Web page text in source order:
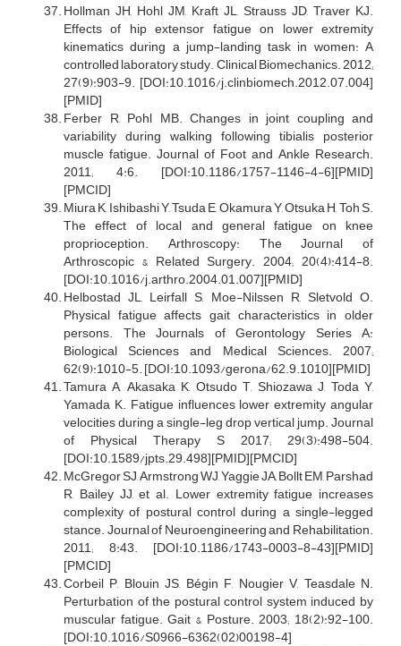
Hollman JH, Hohl JM, Kraft JL, Strauss JD, Traver KJ.
Effects of hip extensor fatigue on lower extremity
kinematics during a jump-landing task in women: A
controlled laboratory study. Clinical Biomechanics. 2012;
27(9):903-9. [DOI:10.1016/j.clinbiomech.2012.07.004]
[PMID]
Ferber R, Pohl MB. Changes in joint coupling and
variability during walking following tibialis posterior
muscle fatigue. Journal of Foot and Ankle Research.
2011; 4:6. [DOI:10.1186/1757-1146-4-6][PMID]
[PMCID]
Miura K, Ishibashi Y, Tsuda E, Okamura Y, Otsuka H, Toh S.
The effect of local and general fatigue on knee
proprioception. Arthroscopy: The Journal of
Arthroscopic & Related Surgery. 2004; 20(4):414-8.
[DOI:10.1016/j.arthro.2004.01.007][PMID]
Helbostad JL, Leirfall S, Moe-Nilssen R, Sletvold O.
Physical fatigue affects gait characteristics in older
persons. The Journals of Gerontology Series A:
Biological Sciences and Medical Sciences. 2007;
62(9):1010-5. [DOI:10.1093/gerona/62.9.1010][PMID]
Tamura A, Akasaka K, Otsudo T, Shiozawa J, Toda Y,
Yamada K. Fatigue influences lower extremity angular
velocities during a single-leg drop vertical jump. Journal
of Physical Therapy S 2017; 29(3):498-504.
[DOI:10.1589/jpts.29.498][PMID][PMCID]
McGregor SJ, Armstrong WJ, Yaggie JA, Bollt EM, Parshad
R, Bailey JJ, et al. Lower extremity fatigue increases
complexity of postural control during a single-legged
stance. Journal of Neuroengineering and Rehabilitation.
2011; 8:43. [DOI:10.1186/1743-0003-8-43][PMID]
[PMCID]
Corbeil P, Blouin JS, Bégin F, Nougier V, Teasdale N.
Perturbation of the postural control system induced by
muscular fatigue. Gait & Posture. 2003; 18(2):92-100.
[DOI:10.1016/S0966-6362(02)00198-4]